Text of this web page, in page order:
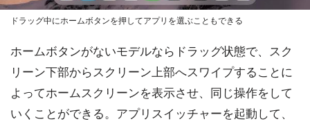
ドラッグ中にホームボタンを押してアプリを選ぶこともできる
ホームボタンがないモデルならドラッグ状態で、スク
リーン下部からスクリーン上部へスワイプすることに
よってホームスクリーンを表示させ、同じ操作をして
いくことができる。アプリスイッチャーを起動して、